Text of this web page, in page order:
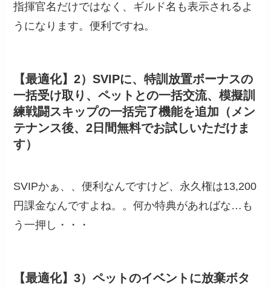
指揮官名だけではなく、ギルド名も表示されるよ
うになります。便利ですね。
【最適化】2）SVIPに、特訓放置ボーナスの
一括受け取り、ペットとの一括交流、模擬訓
練戦闘スキップの一括完了機能を追加（メン
テナンス後、2日間無料でお試しいただけま
す）
SVIPかぁ、、便利なんですけど、永久権は13,200
円課金なんですよね。。何か特典があればな…も
う一押し・・・
【最適化】3）ペットのイベントに放棄ボタ